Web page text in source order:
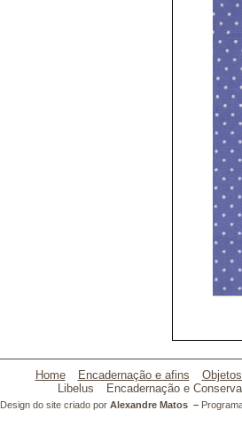
Home Encadernação e afins
Libelus
Encadernação e
Design do site criado por Alexandre Matos –